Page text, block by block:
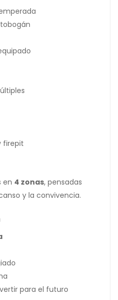
firepit
en 4 zonas, pensadas
y la convivencia.
para el futuro